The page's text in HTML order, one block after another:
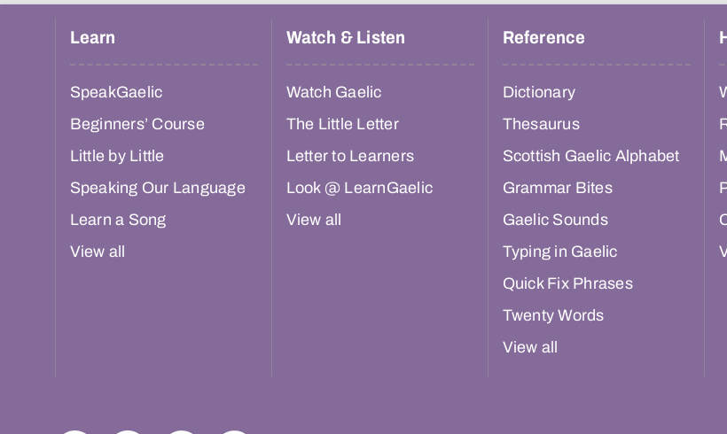
Learn
SpeakGaelic
Beginners’ Course
Little by Little
Speaking Our Language
Learn a Song
View all
Watch & Listen
Watch Gaelic
The Little Letter
Letter to Learners
Look @ LearnGaelic
View all
Reference
Dictionary
Thesaurus
Scottish Gaelic Alphabet
Grammar Bites
Gaelic Sounds
Typing in Gaelic
Quick Fix Phrases
Twenty Words
View all